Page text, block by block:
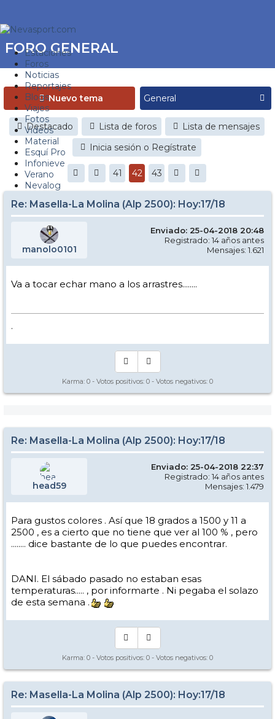
Estaciones
Foros
Noticias
Reportajes
Blogs
Viajes
Fotos
Videos
Material
Esquí Pro
Infonieve
Verano
Nevalog
FORO GENERAL
Nuevo tema
Destacado Lista de foros
Lista de mensajes
Inicia sesión o Regístrate
41 42 43
Re: Masella-La Molina (Alp 2500): Hoy:17/18
manolo0101
Enviado: 25-04-2018 20:48
Registrado: 14 años antes
Mensajes: 1.621
Va a tocar echar mano a los arrastres........
.
Karma: 0 - Votos positivos: 0 - Votos negativos: 0
Re: Masella-La Molina (Alp 2500): Hoy:17/18
head59
Enviado: 25-04-2018 22:37
Registrado: 14 años antes
Mensajes: 1.479
Para gustos colores . Así que 18 grados a 1500 y 11 a
2500 , es a cierto que no tiene que ver al 100 % , pero
........ dice bastante de lo que puedes encontrar.
DANI. El sábado pasado no estaban esas
temperaturas..... , por informarte . Ni pegaba el solazo
de esta semana .
Karma: 0 - Votos positivos: 0 - Votos negativos: 0
Re: Masella-La Molina (Alp 2500): Hoy:17/18